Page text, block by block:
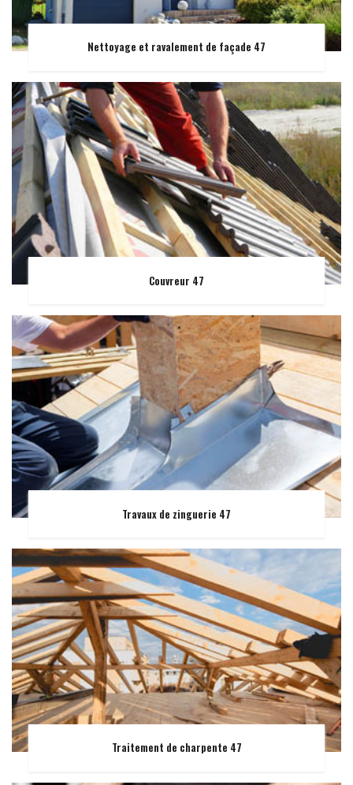
Nettoyage et ravalement de façade 47
Couvreur 47
Travaux de zinguerie 47
Traitement de charpente 47